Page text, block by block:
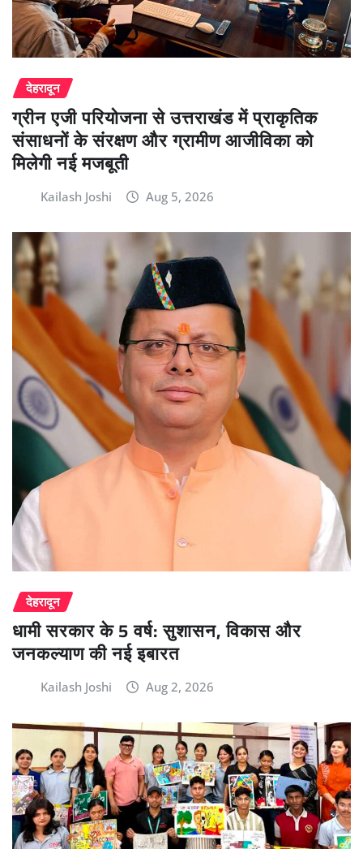
देहरादून
ग्रीन एजी परियोजना से उत्तराखंड में प्राकृतिक
संसाधनों के संरक्षण और ग्रामीण आजीविका को
मिलेगी नई मजबूती
Kailash Joshi Aug 5, 2026
देहरादून
धामी सरकार के 5 वर्ष: सुशासन, विकास और
जनकल्याण की नई इबारत
Kailash Joshi Aug 2, 2026